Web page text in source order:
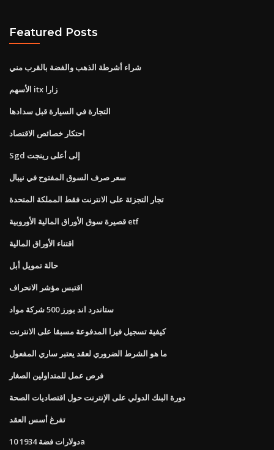
Featured Posts
شراء أشرطة الذهب والفضة بالقرب مني
الأسهم itx زارا
التجارة في السيارة قبل سدادها
احتكار خصائص الاقتصاد
Sgd إلى أعلى رينجت
سعر صرف السوق المفتوح في نيبال
تجار التجزئة على الانترنت فقط المملكة المتحدة
قصيرة سوق الأوراق المالية الأوروبية etf
اقتناء الأوراق المالية
حالة تمويل أبل
اقتبس مؤشر الانحراف
ستاندرد اند بورز 500 شركة مواد
كيفية تسجيل فيزا المدفوعة مسبقا على الانترنت
ما هو الشرط الضروري لعقد يعتبر ساري المفعول
فرص عمل للمتداولين الصغار
دورة البنك الدولي على الإنترنت حول اقتصاديات الصحة
تفرغ أسس العقد
10 دولارات فضة 1934a